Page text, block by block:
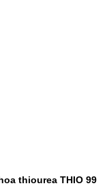
thiourea THIO 99